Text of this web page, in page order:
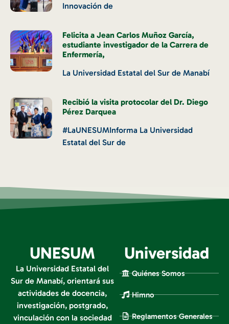
Innovación de
Felicita a Jean Carlos Muñoz García,
estudiante investigador de la Carrera de
Enfermería,
La Universidad Estatal del Sur de Manabí
Recibió la visita protocolar del Dr. Diego
Pérez Darquea
#LaUNESUMInforma La Universidad
Estatal del Sur de
UNESUM
La Universidad Estatal del
Sur de Manabí, orientará sus
actividades de docencia,
investigación, postgrado,
vinculación con la sociedad
Universidad
Quiénes Somos
Himno
Reglamentos Generales